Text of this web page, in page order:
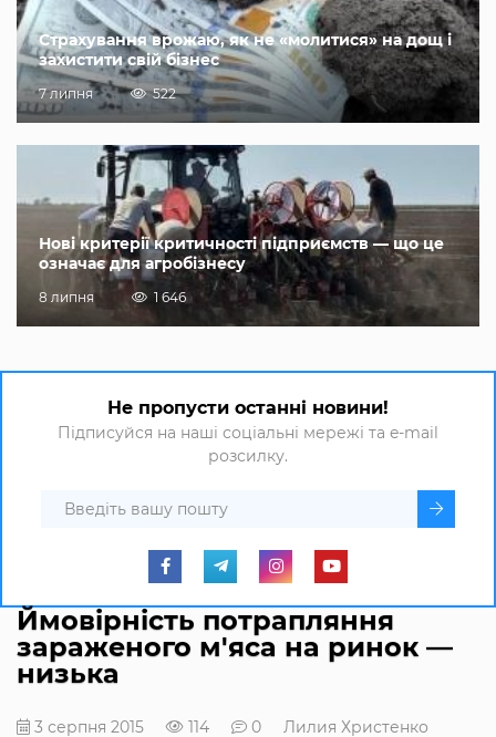
Страхування врожаю, як не «молитися» на дощ і
захистити свій бізнес
7 липня 522
Нові критерії критичності підприємств — що це
означає для агробізнесу
8 липня 1 646
Не пропусти останні новини!
Підписуйся на наші соціальні мережі та e-mail
розсилку.
Ймовірність потрапляння
зараженого м'яса на ринок —
низька
3 серпня 2015 114 0 Лилия Христенко